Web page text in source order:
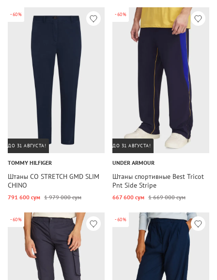
-60%
ДО 31 АВГУСТА!
TOMMY HILFIGER
Штаны CO STRETCH GMD SLIM
CHINO
791 600 сум 1 979 000 сум
-60%
ДО 31 АВГУСТА!
UNDER ARMOUR
Штаны спортивные Best Tricot
Pnt Side Stripe
667 600 сум 1 669 000 сум
-60% -60%